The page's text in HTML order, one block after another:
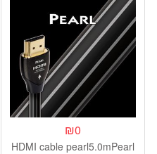
₪0
HDMI cable pearl5.0mPearl